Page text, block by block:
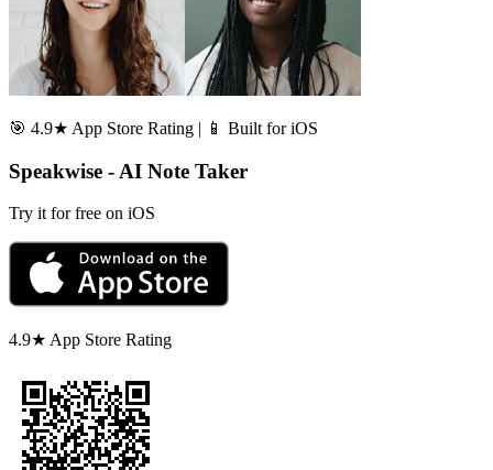
🎯 4.9★ App Store Rating | 📱 Built for iOS
Speakwise - AI Note Taker
Try it for free on iOS
4.9★ App Store Rating